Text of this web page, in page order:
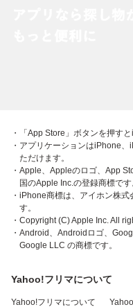
・「App Store」ボタンを押す
・アプリケーションはiPhone
ただけます。
・Apple、Appleのロゴ、App
国のApple Inc.の登録商標です
・iPhone商標は、アイホン株
す。
・Copyright (C) Apple Inc. All
・Android、Androidロゴ、
Google LLC の商標です。
Yahoo!フリマについて
Yahoo!フリマについて